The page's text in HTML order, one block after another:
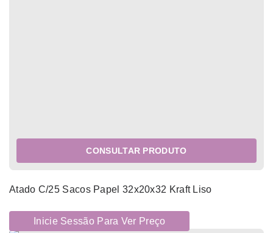
CONSULTAR PRODUTO
Atado C/25 Sacos Papel 32x20x32 Kraft Liso
Inicie Sessão Para Ver Preço